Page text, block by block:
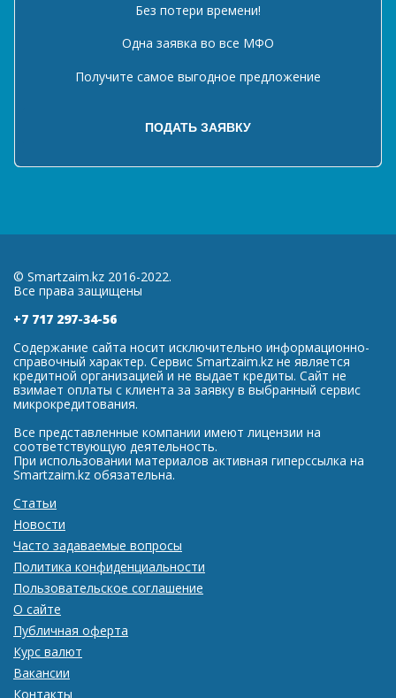
Без потери времени!
Одна заявка во все МФО
Получите самое выгодное предложение
© Smartzaim.kz 2016-2022.
Все права защищены
+7 717 297-34-56
Содержание сайта носит исключительно информационно-
справочный характер. Сервис Smartzaim.kz не является
кредитной организацией и не выдает кредиты. Сайт не
взимает оплаты с клиента за заявку в выбранный сервис
микрокредитования.
Все представленные компании имеют лицензии на
соответствующую деятельность.
При использовании материалов активная гиперссылка на
Smartzaim.kz обязательна.
Статьи
Новости
Часто задаваемые вопросы
Политика конфиденциальности
Пользовательское соглашение
О сайте
Публичная оферта
Курс валют
Вакансии
Контакты